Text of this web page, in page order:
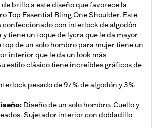
de brillo a este diseño que favorece la
Top Essential Bling One Shoulder. Este
confeccionado con interlock de algodón
tiene un toque de lycra que le da mayor
top de un solo hombro para mujer tiene un
interior que le da un look más
estilo clásico tiene increíbles gráficos de
pesado de 97 % de algodón y 3 %
: Diseño de un solo hombro. Cuello y
Sujetador interior con dobladillo